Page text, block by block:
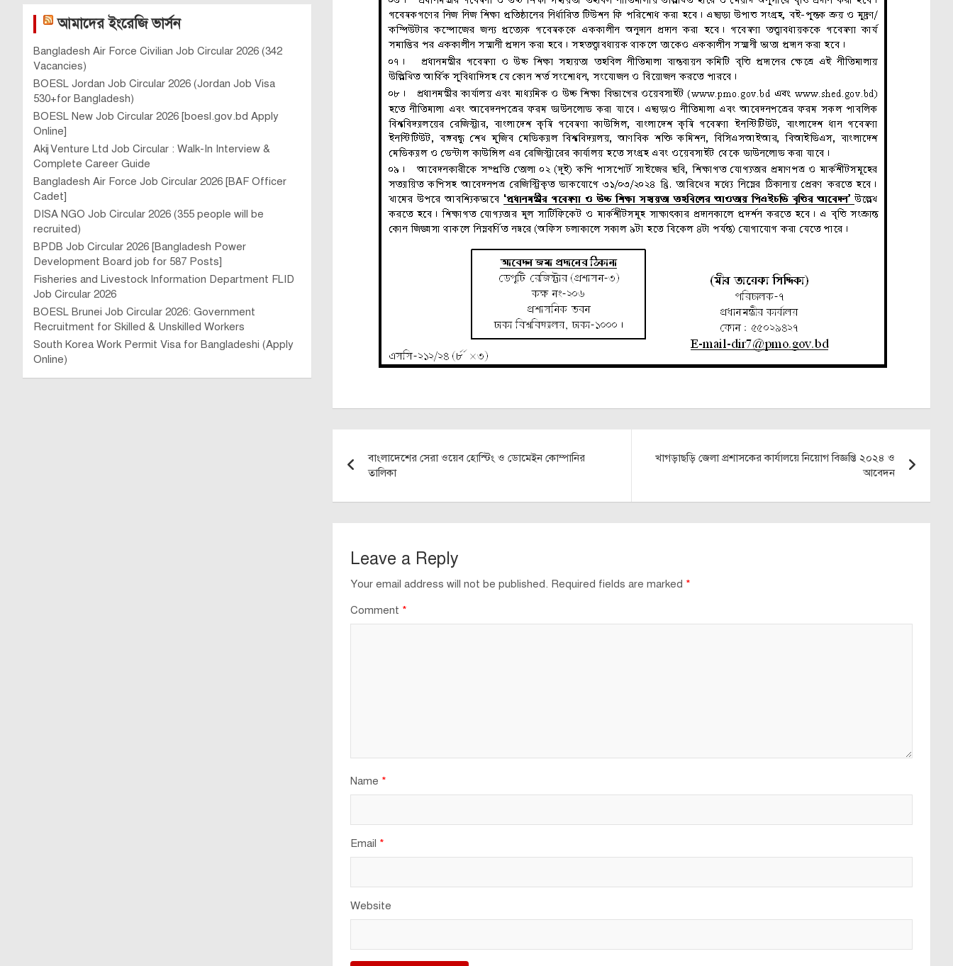
navigation
বাংলাদেশের সেরা ওয়েব হোস্টিং ও ডোমেইন কোম্পানির
তালিকা
খাগড়াছড়ি জেলা প্রশাসকের কার্যালয়ে নিয়োগ বিজ্ঞপ্তি ২০২৪ ও
আবেদন
Leave a Reply
Your email address will not be published. Required fields are marked *
Comment *
Name *
Email *
Website
আমাদের ইংরেজি ভার্সন
Bangladesh Air Force Civilian Job Circular 2026 (342
Vacancies)
BOESL Jordan Job Circular 2026 (Jordan Job Visa
530+for Bangladesh)
BOESL New Job Circular 2026 [boesl.gov.bd Apply
Online]
Akij Venture Ltd Job Circular : Walk-In Interview &
Complete Career Guide
Bangladesh Air Force Job Circular 2026 [BAF Officer
Cadet]
DISA NGO Job Circular 2026 (355 people will be
recruited)
BPDB Job Circular 2026 [Bangladesh Power
Development Board job for 587 Posts]
Fisheries and Livestock Information Department FLID
Job Circular 2026
BOESL Brunei Job Circular 2026: Government
Recruitment for Skilled & Unskilled Workers
South Korea Work Permit Visa for Bangladeshi (Apply
Online)